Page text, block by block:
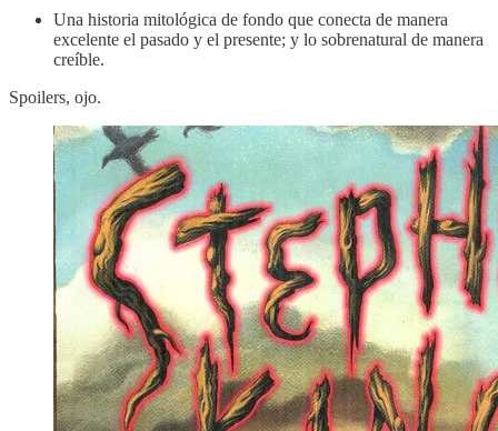
Una historia mitológica de fondo que conecta de manera
excelente el pasado y el presente; y lo sobrenatural de manera
creíble.
Spoilers, ojo.